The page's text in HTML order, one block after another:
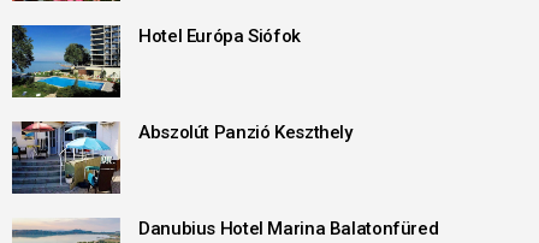
Hotel Európa Siófok
Abszolút Panzió Keszthely
Danubius Hotel Marina Balatonfüred